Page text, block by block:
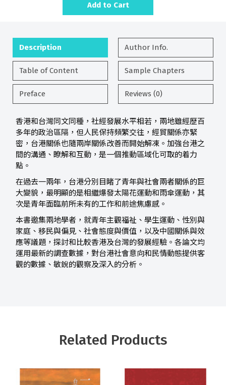
Add to Cart
Description Author Info.
Table of Content Sample Chapters
Preface Reviews (0)
香港和台灣同文同種，社經發展水平相若，兩地雖經歷百
多年的政治區隔，但人民保持頻繁交往，經貿關係亦緊
密，台港關係也隨兩岸關係改善而開始解凍。加強台港之
間的溝通、瞭解和互動，是一個推動區域化可取的着力
點。
在過去一兩年，台港分別目睹了青年與社會兩者關係的巨
大變貌，最明顯的是相繼爆發太陽花運動和雨傘運動，其
次是青年面臨前所未有的工作和前途焦慮感。
本書邀集兩地學者，就青年主觀福祉、學生運動、性別與
家庭、移民與偏見、社會態度與價值，以及中國關係與效
應等議題，探討和比較香港及台灣的發展經驗。各論文均
運用最新的調查數據，對台港社會意向和民情動態提供客
觀的數據、敏銳的觀察及深入的分析。
Related Products